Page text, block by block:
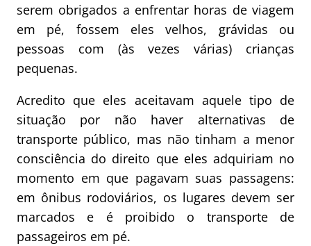
serem obrigados a enfrentar horas de viagem
em pé, fossem eles velhos, grávidas ou
pessoas com (às vezes várias) crianças
pequenas.
Acredito que eles aceitavam aquele tipo de
situação por não haver alternativas de
transporte público, mas não tinham a menor
consciência do direito que eles adquiriam no
momento em que pagavam suas passagens:
em ônibus rodoviários, os lugares devem ser
marcados e é proibido o transporte de
passageiros em pé.